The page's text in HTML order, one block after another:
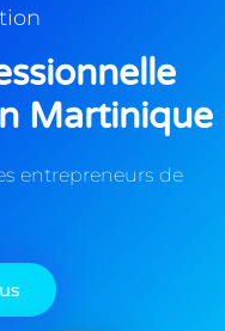
Martinique
entrepreneurs de